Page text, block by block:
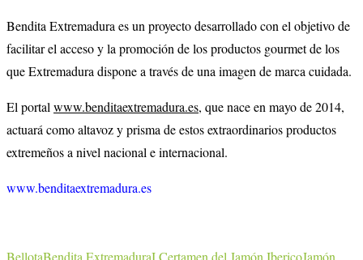
Bendita Extremadura es un proyecto desarrollado con el objetivo de
facilitar el acceso y la promoción de los productos gourmet de los
que Extremadura dispone a través de una imagen de marca cuidada.
El portal www.benditaextremadura.es, que nace en mayo de 2014,
actuará como altavoz y prisma de estos extraordinarios productos
extremeños a nivel nacional e internacional.
www.benditaextremadura.es
BellotaBendita ExtremaduraI Certamen del Jamón IbericoJamón